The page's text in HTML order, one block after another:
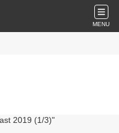
MENU